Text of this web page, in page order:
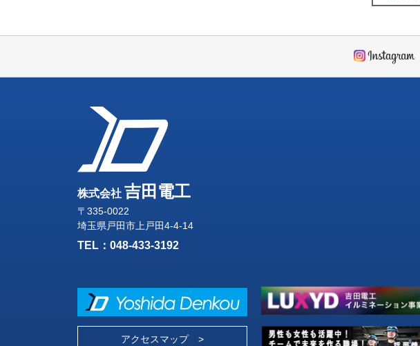
株式会社 吉田電工
〒335-0022
埼玉県戸田市上戸田4-4-14
TEL： 048-433-3192
アクセスマップ >